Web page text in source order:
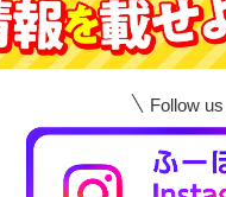
Follow us